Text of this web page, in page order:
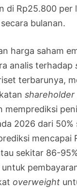
di Rp25.800 per
secara bulanan.
harga saham
analis terhadap
terbarunya,
memprediksi
2026 dari 50%
sekitar 86-
overweight